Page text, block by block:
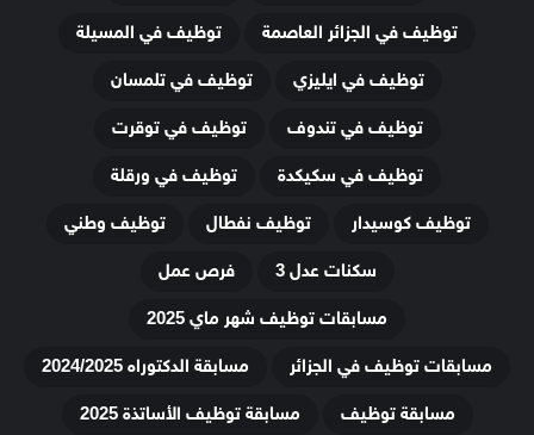
توظيف في الجزائر العاصمة
توظيف في المسيلة
توظيف في ايليزي
توظيف في تلمسان
توظيف في تندوف
توظيف في توقرت
توظيف في سكيكدة
توظيف في ورقلة
توظيف كوسيدار
توظيف نفطال
توظيف وطني
سكنات عدل 3
فرص عمل
مسابقات توظيف شهر ماي 2025
مسابقات توظيف في الجزائر
مسابقة الدكتوراه 2024/2025
مسابقة توظيف
مسابقة توظيف الأساتذة 2025